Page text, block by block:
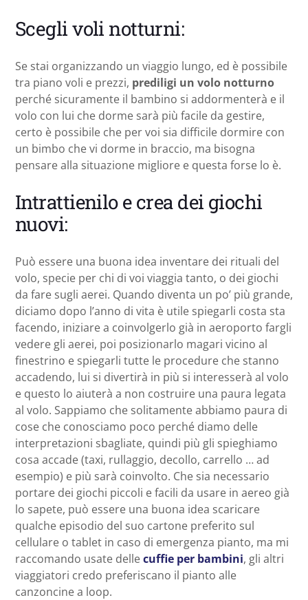
Scegli voli notturni:
Se stai organizzando un viaggio lungo, ed è possibile
tra piano voli e prezzi, prediligi un volo notturno
perché sicuramente il bambino si addormenterà e il
volo con lui che dorme sarà più facile da gestire,
certo è possibile che per voi sia difficile dormire con
un bimbo che vi dorme in braccio, ma bisogna
pensare alla situazione migliore e questa forse lo è.
Intrattienilo e crea dei giochi
nuovi:
Può essere una buona idea inventare dei rituali del
volo, specie per chi di voi viaggia tanto, o dei giochi
da fare sugli aerei. Quando diventa un po’ più grande,
diciamo dopo l’anno di vita è utile spiegarli costa sta
facendo, iniziare a coinvolgerlo già in aeroporto fargli
vedere gli aerei, poi posizionarlo magari vicino al
finestrino e spiegarli tutte le procedure che stanno
accadendo, lui si divertirà in più si interesserà al volo
e questo lo aiuterà a non costruire una paura legata
al volo. Sappiamo che solitamente abbiamo paura di
cose che conosciamo poco perché diamo delle
interpretazioni sbagliate, quindi più gli spieghiamo
cosa accade (taxi, rullaggio, decollo, carrello … ad
esempio) e più sarà coinvolto. Che sia necessario
portare dei giochi piccoli e facili da usare in aereo già
lo sapete, può essere una buona idea scaricare
qualche episodio del suo cartone preferito sul
cellulare o tablet in caso di emergenza pianto, ma mi
raccomando usate dellecuffie per bambini, gli altri
viaggiatori credo preferiscano il pianto alle
canzoncine a loop.